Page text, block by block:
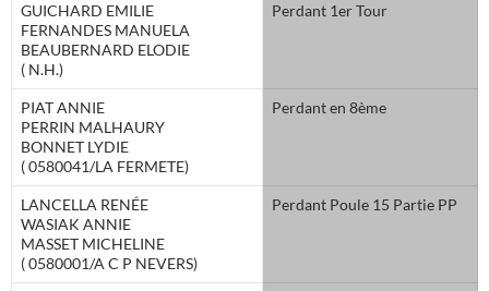
GUICHARD EMILIE
FERNANDES MANUELA
BEAUBERNARD ELODIE
( N.H.)
Perdant 1er Tour
PIAT ANNIE
PERRIN MALHAURY
BONNET LYDIE
( 0580041/LA FERMETE)
Perdant en 8ème
LANCELLA RENÉE
WASIAK ANNIE
MASSET MICHELINE
( 0580001/A C P NEVERS)
Perdant Poule 15 Partie PP